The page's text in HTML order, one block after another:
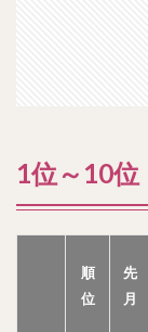
1位～10位
順
位
先
月